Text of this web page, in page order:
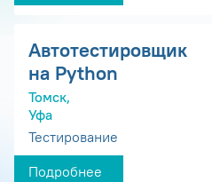
Автотестировщик
на Python
Томск,
Уфа
Тестирование
Подробнее